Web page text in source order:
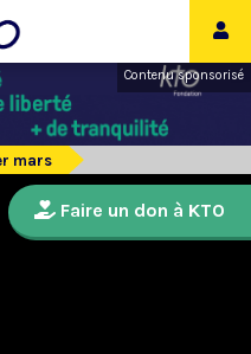
Contenu sponsorisé
mars
Faire un don à KTO